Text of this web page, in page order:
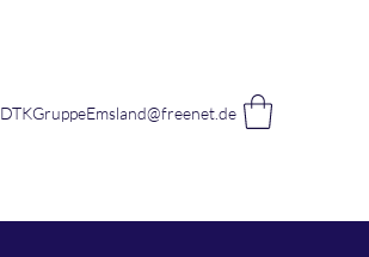
DTKGruppeEmsland@freenet.de